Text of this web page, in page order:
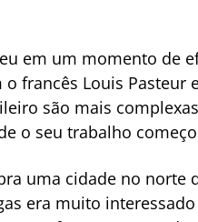
em um momento de
francês Louis
são mais
o seu trabalho
uma cidade no norte
era muito